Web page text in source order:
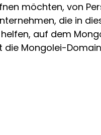
möchten, von
die in
auf dem
die Mongolei-